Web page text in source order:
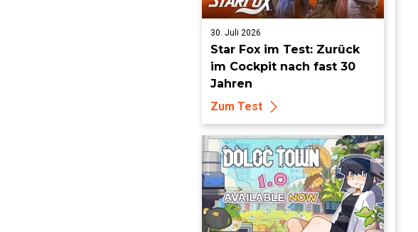
30. Juli 2026
Star Fox im Test: Zurück
im Cockpit nach fast 30
Jahren
Zum Test